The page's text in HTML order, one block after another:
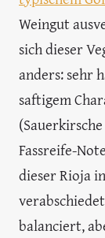
Weingut
sich dieser
anders: sehr
saftigem
Fassreife-
dieser Rioja
balanciert,